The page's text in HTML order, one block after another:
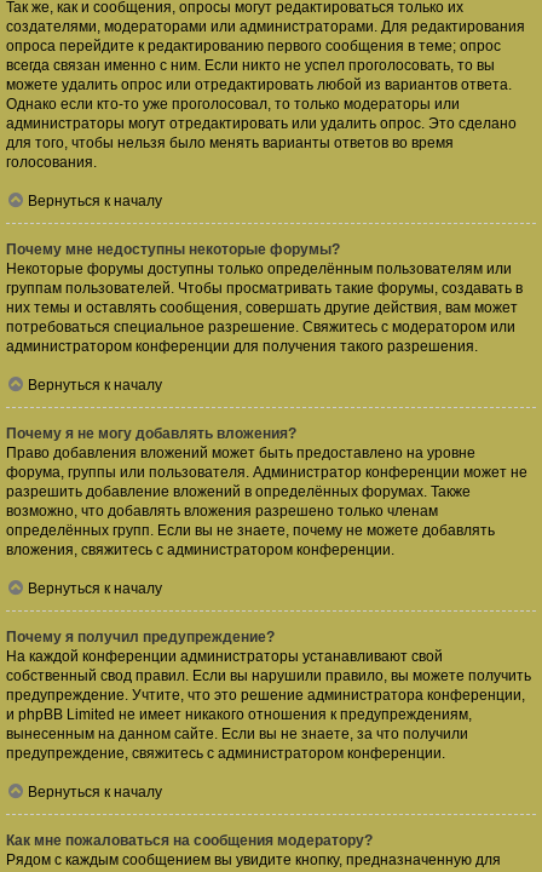
Так же, как и сообщения, опросы могут редактироваться только их
создателями, модераторами или администраторами. Для редактирования
опроса перейдите к редактированию первого сообщения в теме; опрос
всегда связан именно с ним. Если никто не успел проголосовать, то вы
можете удалить опрос или отредактировать любой из вариантов ответа.
Однако если кто-то уже проголосовал, то только модераторы или
администраторы могут отредактировать или удалить опрос. Это сделано
для того, чтобы нельзя было менять варианты ответов во время
голосования.
Вернуться к началу
Почему мне недоступны некоторые форумы?
Некоторые форумы доступны только определённым пользователям или
группам пользователей. Чтобы просматривать такие форумы, создавать в
них темы и оставлять сообщения, совершать другие действия, вам может
потребоваться специальное разрешение. Свяжитесь с модератором или
администратором конференции для получения такого разрешения.
Вернуться к началу
Почему я не могу добавлять вложения?
Право добавления вложений может быть предоставлено на уровне
форума, группы или пользователя. Администратор конференции может не
разрешить добавление вложений в определённых форумах. Также
возможно, что добавлять вложения разрешено только членам
определённых групп. Если вы не знаете, почему не можете добавлять
вложения, свяжитесь с администратором конференции.
Вернуться к началу
Почему я получил предупреждение?
На каждой конференции администраторы устанавливают свой
собственный свод правил. Если вы нарушили правило, вы можете получить
предупреждение. Учтите, что это решение администратора конференции,
и phpBB Limited не имеет никакого отношения к предупреждениям,
вынесенным на данном сайте. Если вы не знаете, за что получили
предупреждение, свяжитесь с администратором конференции.
Вернуться к началу
Как мне пожаловаться на сообщения модератору?
Рядом с каждым сообщением вы увидите кнопку, предназначенную для